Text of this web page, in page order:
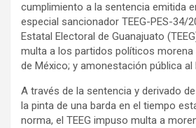
cumplimiento a la sentencia emitida
especial sancionador TEEG-PES-34/
Estatal Electoral de Guanajuato
multa a los partidos políticos morena
de México; y amonestación pública al
A través de la sentencia y derivado
la pinta de una barda en el tiempo
norma, el TEEG impuso multa a